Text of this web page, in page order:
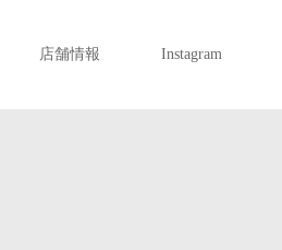
店舗情報 Instagram